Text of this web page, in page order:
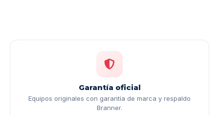
Garantía oficial
Equipos originales con garantía de marca y respaldo
Branner.